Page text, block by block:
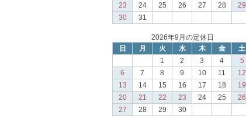
23
24 25 26 27 28
29
30
31
2026年9月の定休日
日
月 火 水 木 金
土
1
2 3 4
5
6
7 8 9 10 11
12
13
14 15 16 17 18
19
20
21 22 23 24 25
26
27
28 29 30